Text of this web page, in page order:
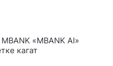
«MBANK AI»
кагат